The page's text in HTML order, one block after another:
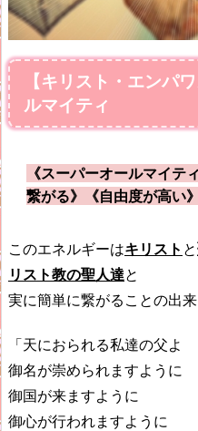
【キリスト・エンパ
ルマイティ
《スーパーオールマイテ
繋がる》《自由度が高い
このエネルギーはキリスト と
リスト教の聖人達と
実に簡単に繋がることの出来
「天におられる私達の父よ
御名が崇められますように
御国が来ますように
御心が行われますように